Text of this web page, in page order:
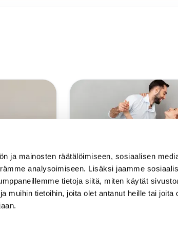
ja mainosten räätälöimiseen, sosiaalisen
analysoimiseen. Lisäksi jaamme
tietoja siitä, miten käytät
muihin tietoihin, joita olet antanut heille tai joita
Tanssiparin löytäminen:
opas